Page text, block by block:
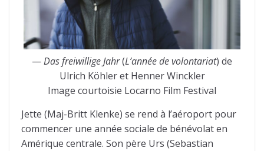
—Das freiwillige Jahr(L’année de volontariat) de
Ulrich Köhler et Henner Winckler
Image courtoisie Locarno Film Festival
Jette (Maj-Britt Klenke) se rend à l’aéroport pour
commencer une année sociale de bénévolat en
Amérique centrale. Son père Urs (Sebastian